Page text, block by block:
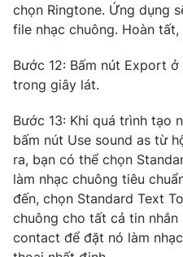
Tổng Biên tập:Vũ Thanh Thủy
Phó Tổng Biên tập: Nguyễn Thị
Tổng đài VTV:024.38 355 931
Ðiện thoại Thời báo VTV:
Email: toasoan@vtv.vn
Liên hệ quảng cáo:024-
chọn Ringtone. Ứng dụng
file nhạc chuông. Hoàn tất,
Bước 12: Bấm nút Export
trong giây lát.
Bước 13: Khi quá trình tạo
bấm nút Use sound as từ
ra, bạn có thể chọn
làm nhạc chuông tiêu
đến, chọn Standard Text
chuông cho tất cả tin nhắn
contact để đặt nó làm